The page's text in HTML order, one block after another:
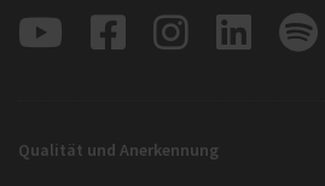
Qualität und Anerkennung